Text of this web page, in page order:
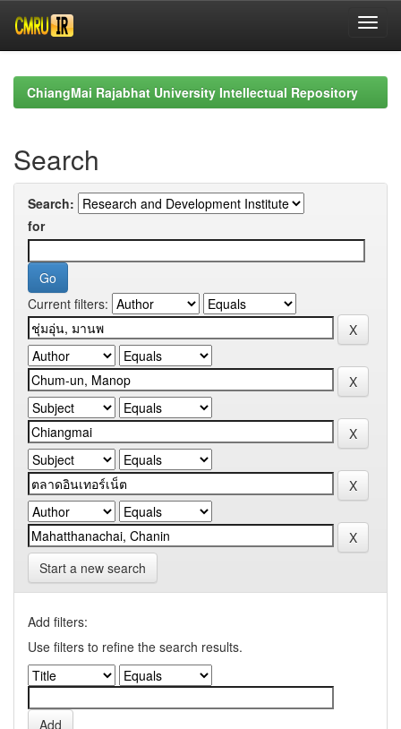
navigationChiangMai Rajabhat University Intellectual Repository
Search
Search:
for
Current filters:
Start a new search
Add filters:
Use filters to refine the search results.